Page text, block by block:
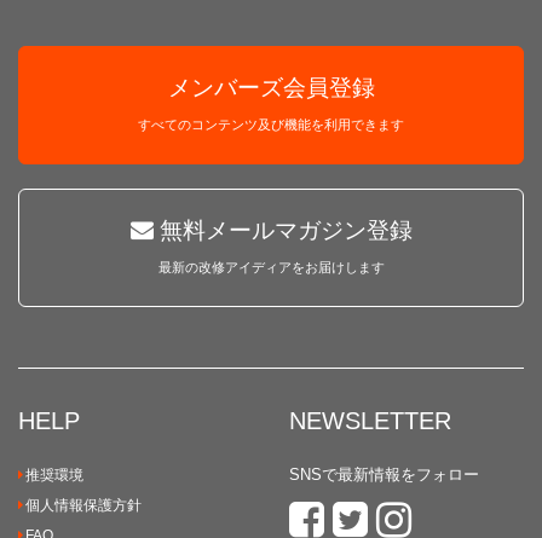
メンバーズ会員登録
すべてのコンテンツ及び機能を利用できます
無料メールマガジン登録
最新の改修アイディアをお届けします
HELP
推奨環境
個人情報保護方針
NEWSLETTER
SNSで最新情報をフォロー